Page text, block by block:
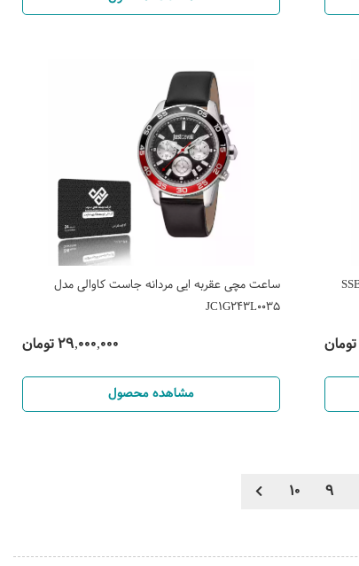
ساعت مچی عقربه ایی مردانه جاست کاوالی مدل
JC1G243L0035
29,000,000 تومان
مشاهده محصول
9
10